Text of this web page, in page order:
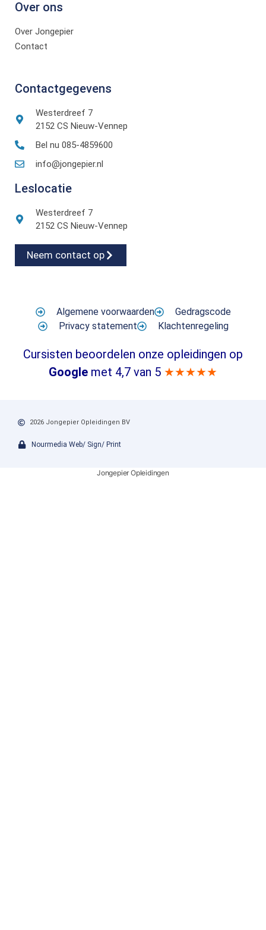
Over ons
Over Jongepier
Contact
Contactgegevens
Westerdreef 7
2152 CS Nieuw-Vennep
Bel nu 085-4859600
info@jongepier.nl
Leslocatie
Westerdreef 7
2152 CS Nieuw-Vennep
Neem contact op
Algemene voorwaarden
Gedragscode
Privacy statement
Klachtenregeling
Cursisten beoordelen onze opleidingen op
Google met 4,7 van 5 ★★★★★
2026 Jongepier Opleidingen BV
Nourmedia Web/ Sign/ Print
Jongepier Opleidingen